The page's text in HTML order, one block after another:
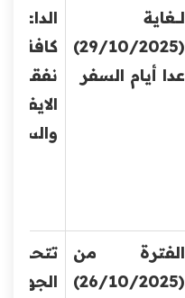
لــــغاية
(29/10/2025)
عدا أيام السفر
الداعية
كافة
نفقات
الايفاد
والسفر
الفترة من
(26/10/2025)
تتحمل
الجهة